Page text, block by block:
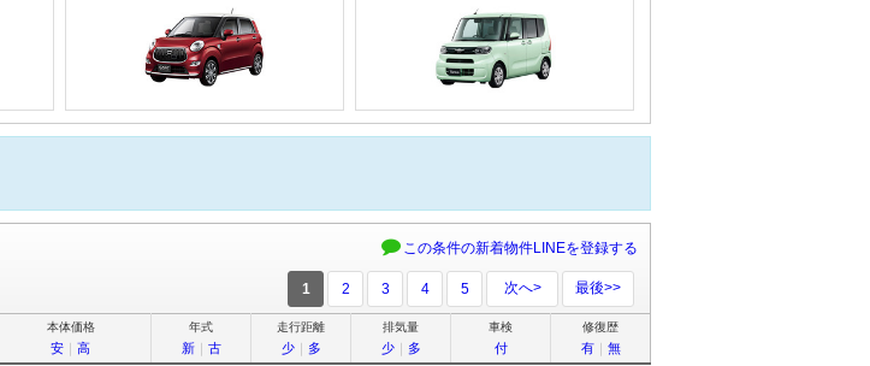
この条件の新着物件LINEを登録する
1 2 3 4 5 次へ> 最後>>
本体価格
安 ｜ 高
年式
新｜ 古
走行距離
少｜ 多
排気量
少｜ 多
車検
付
修復歴
有｜ 無